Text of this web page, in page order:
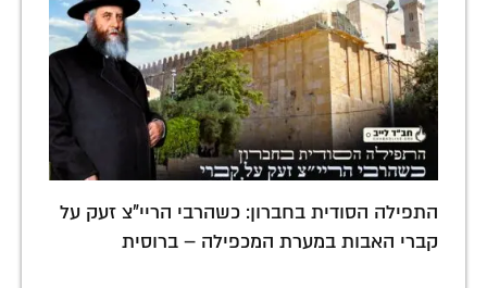
התפילה הסודית בחברון: כשהרבי הריי"צ זעק על
קברי האבות במערת המכפילה – ברוסית